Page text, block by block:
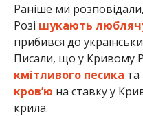
Раніше ми
Розі шукають
прибився до
Писали, що у Кривому
кмітливого песика
кров’ю на ставку у
крила.